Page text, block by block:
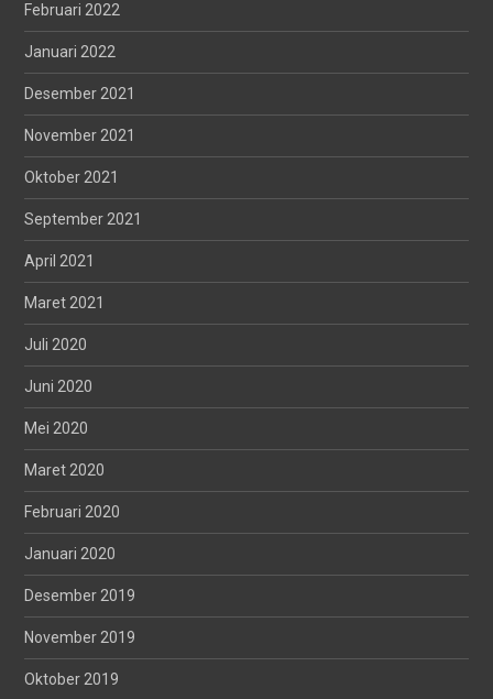
Februari 2022
Januari 2022
Desember 2021
November 2021
Oktober 2021
September 2021
April 2021
Maret 2021
Juli 2020
Juni 2020
Mei 2020
Maret 2020
Februari 2020
Januari 2020
Desember 2019
November 2019
Oktober 2019